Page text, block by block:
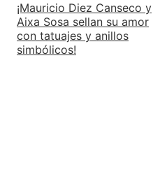
¡Mauricio Diez Canseco y
Aixa Sosa sellan su amor
con tatuajes y anillos
simbólicos!